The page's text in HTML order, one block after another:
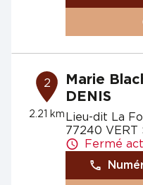
2
2.21 km
Marie
DENIS
Lieu-dit La
77240 VERT
Fermé